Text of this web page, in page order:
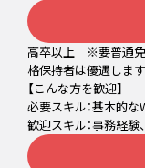
高卒以上 ※要普通
格保持者は優遇しま
【こんな方を歓迎】
必要スキル：基本的
歓迎スキル：事務経験